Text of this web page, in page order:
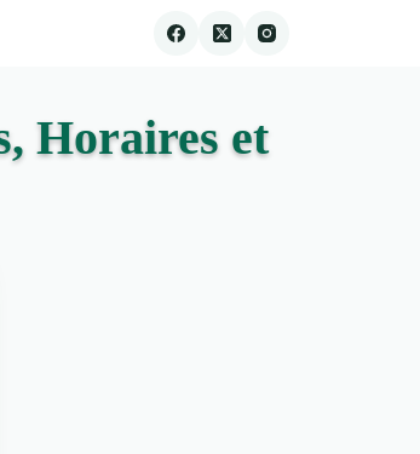
Horaires et